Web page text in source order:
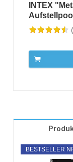
INTEX
BESTSELLER